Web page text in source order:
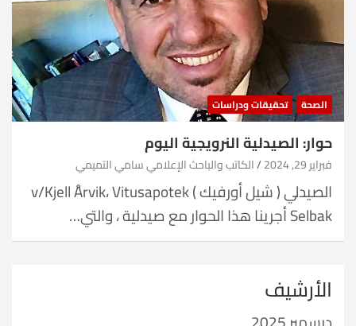
الصحة تحقيقات ودراسات
حوار: الصيدلية النرويجية اليوم
فبراير 29, 2024 الكاتب والباحث الإعلامي سامي التميمي
الصيدلي ( شيل أورفيك ) v/Kjell Årvik، Vitusapotek
Selbak أجرينا هذا الحوار مع صيدلية ، والتي…
الأرشيف